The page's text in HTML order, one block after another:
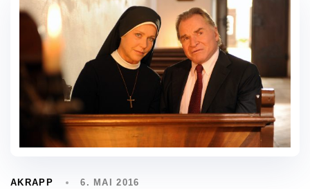
AKRAPP 6. MAI 2016